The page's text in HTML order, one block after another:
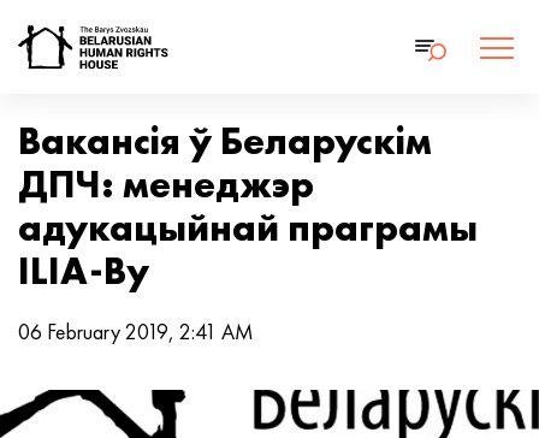
Вакансія ў Беларускім
ДПЧ: менеджэр
адукацыйнай праграмы
ILIA-By
06 February 2019, 2:41 AM